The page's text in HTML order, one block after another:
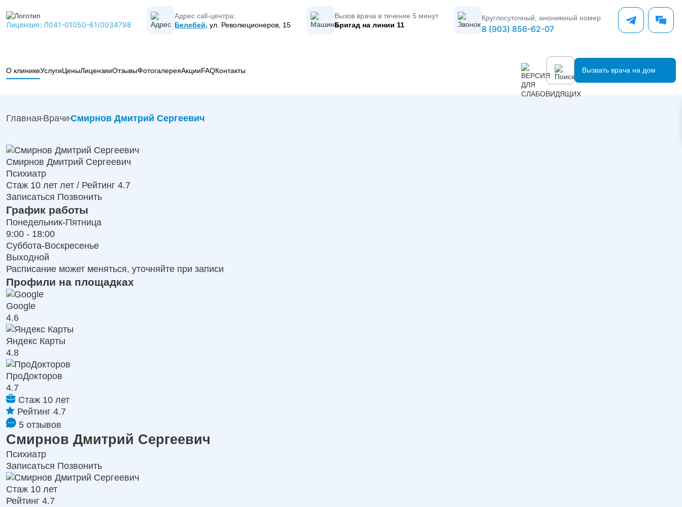
Лицензия: Л041-01050-61/0034798
Адрес call-центра:
Белебей, ул. Революционеров, 15
Вызов врача в течение 5 минут
Бригад на линии 11
Круглосуточный, анонимный номер
8 (903) 856-62-07
О клинике
Коды МКБ-10 в наркологии
Услуги
Кодирование от алкоголизма
Психиатрия
Наркологическая помощь
Реабилитация
Капельницы
ЦеныЛицензииОтзывыФотогалереяАкцииFAQКонтакты Вызвать врача на дом
Главная Врачи Смирнов Дмитрий Сергеевич
Смирнов Дмитрий Сергеевич
Психиатр
Стаж 10 лет лет / Рейтинг 4.7
Записаться Позвонить
График работы
Понедельник-Пятница
9:00 - 18:00
Суббота-Воскресенье
Выходной
Расписание может меняться, уточняйте при записи
Профили на площадках
Google
4.6
Яндекс Карты
4.8
ПроДокторов
4.7
Стаж 10 лет
Рейтинг 4.7
5 отзывов
Смирнов Дмитрий Сергеевич
Психиатр
Записаться Позвонить
Стаж 10 лет
Рейтинг 4.7